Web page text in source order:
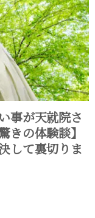
事が天就院さ
きの体験談】
して裏切りま